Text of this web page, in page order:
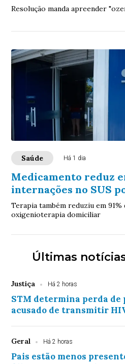
Resolução manda apreender
Saúde Há 1 dia
Medicamento reduz
internações no SUS
Terapia também reduziu em 91%
oxigenioterapia domiciliar
Últimas
Justiça Há 2 horas
STM determina perda
acusado de transmitir
Geral Há 2 horas
Pais estão menos